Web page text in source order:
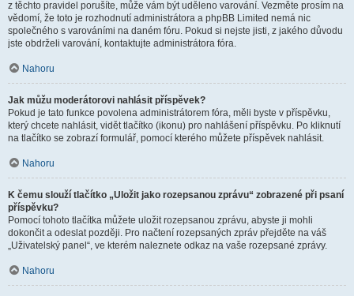
z těchto pravidel porušíte, může vám být uděleno varování. Vezměte prosím na
vědomí, že toto je rozhodnutí administrátora a phpBB Limited nemá nic
společného s varováními na daném fóru. Pokud si nejste jisti, z jakého důvodu
jste obdrželi varování, kontaktujte administrátora fóra.
Nahoru
Jak můžu moderátorovi nahlásit příspěvek?
Pokud je tato funkce povolena administrátorem fóra, měli byste v příspěvku,
který chcete nahlásit, vidět tlačítko (ikonu) pro nahlášení příspěvku. Po kliknutí
na tlačítko se zobrazí formulář, pomocí kterého můžete příspěvek nahlásit.
Nahoru
K čemu slouží tlačítko „Uložit jako rozepsanou zprávu“ zobrazené při psaní
příspěvku?
Pomocí tohoto tlačítka můžete uložit rozepsanou zprávu, abyste ji mohli
dokončit a odeslat později. Pro načtení rozepsaných zpráv přejděte na váš
„Uživatelský panel“, ve kterém naleznete odkaz na vaše rozepsané zprávy.
Nahoru